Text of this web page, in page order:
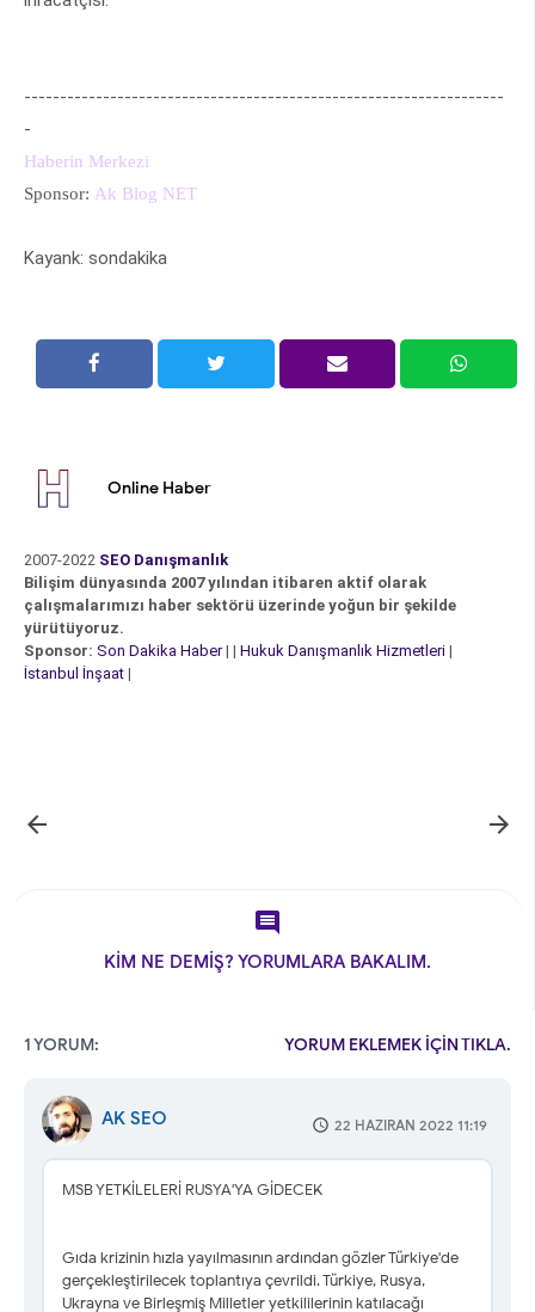
-------------------------------------------------------------------
-
Haberin Merkezi
Sponsor: Ak Blog NET
Kayank: sondakika
Online Haber
2007-2022 SEO Danışmanlık
Bilişim dünyasında 2007 yılından itibaren aktif olarak
çalışmalarımızı haber sektörü üzerinde yoğun bir şekilde
yürütüyoruz.
Sponsor: Son Dakika Haber| | Hukuk Danışmanlık Hizmetleri |
İstanbul İnşaat |
 

KİM NE DEMİŞ? YORUMLARA BAKALIM.
YORUM EKLEMEK İÇİN TIKLA.
1 YORUM:
AK SEO 22 HAZIRAN 2022 11:19
MSB YETKİLELERİ RUSYA'YA GİDECEK
Gıda krizinin hızla yayılmasının ardından gözler Türkiye'de
gerçekleştirilecek toplantıya çevrildi. Türkiye, Rusya,
Ukrayna ve Birleşmiş Milletler yetkililerinin katılacağı